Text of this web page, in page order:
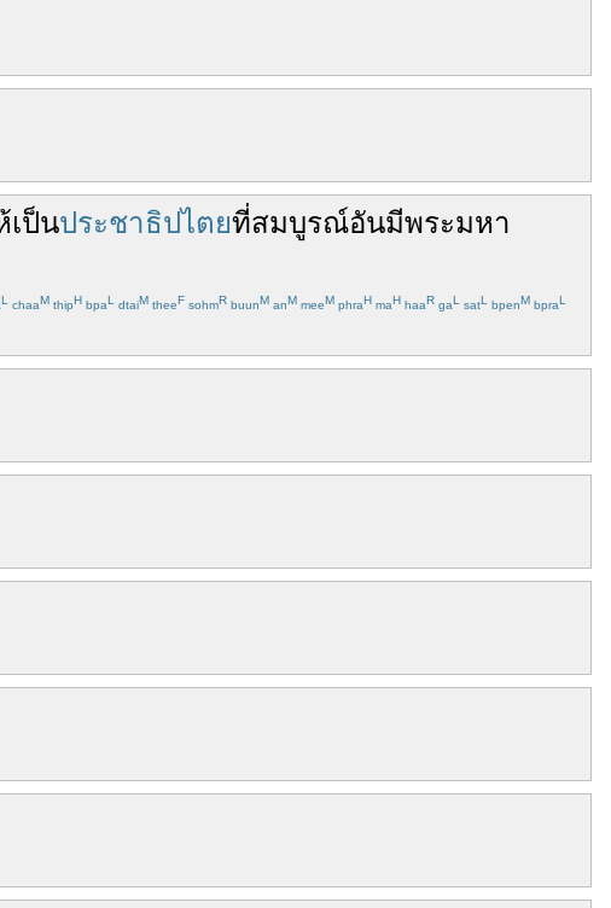
เป็นประชาธิปไตยที่สมบูรณ์อันมีพระมหา
L chaaM thipH bpaL dtaiM theeF sohmR buunM anM meeM phraH maH haaR gaL satL bpenM bpraL